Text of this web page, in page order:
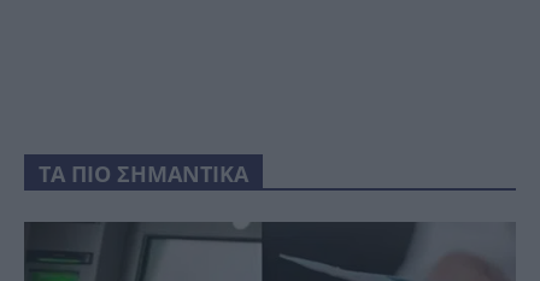
ΤΑ ΠΙΟ ΣΗΜΑΝΤΙΚΑ